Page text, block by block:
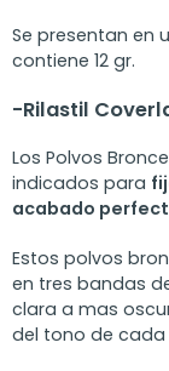
Se presentan en
contiene 12 gr.
-Rilastil
Los Polvos
indicados para
acabado
Estos polvos
en tres bandas
clara a mas
del tono de cada